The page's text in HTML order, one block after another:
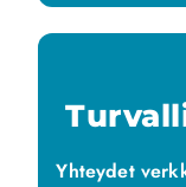
Yhteydet